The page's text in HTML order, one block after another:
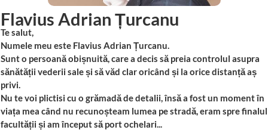
Flavius Adrian Țurcanu
Te salut,
Numele meu este Flavius Adrian Țurcanu.
Sunt o persoană obișnuită, care a decis să preia controlul asupra
sănătății vederii sale și să văd clar oricând și la orice distanță aș
privi.
Nu te voi plictisi cu o grămadă de detalii, însă a fost un moment în
viața mea când nu recunoșteam lumea pe stradă, eram spre finalul
facultății și am început să port ochelari...